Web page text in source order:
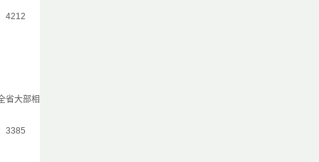
4212
省大部相
3385